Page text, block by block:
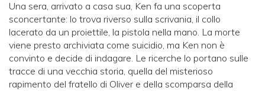
Una sera, arrivato a casa sua, Ken fa una scoperta
sconcertante: lo trova riverso sulla scrivania, il collo
lacerato da un proiettile, la pistola nella mano. La morte
viene presto archiviata come suicidio, ma Ken non è
convinto e decide di indagare. Le ricerche lo portano sulle
tracce di una vecchia storia, quella del misterioso
rapimento del fratello di Oliver e della scomparsa della